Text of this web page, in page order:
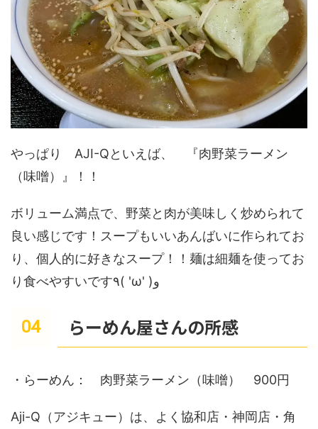
やっぱり AJI-Qといえば、 『肉野菜ラーメン
（味噌）』！！
ボリューム満点で、野菜と肉が美味しく炒められて
良い感じです！スープもいいあんばいに作られてお
り、個人的に好きなスープ！！麺は細麺を使ってお
り食べやすいです٩( 'ω' )و
らーめん屋さんの所感
・らーめん： 肉野菜ラーメン（味噌） 900円
Aji-Q（アジキュー）は、よく協和店・神岡店・角